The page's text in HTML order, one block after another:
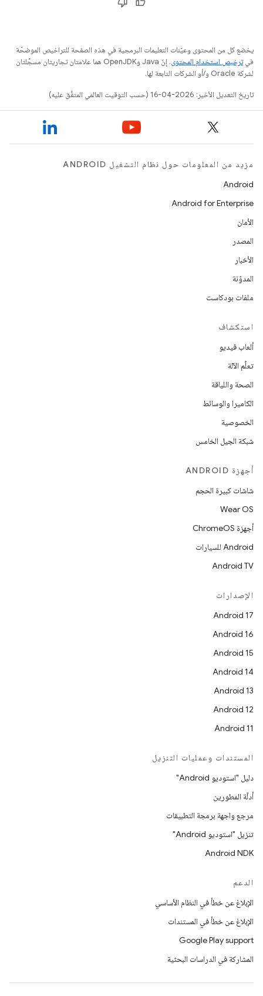
يخضع كل من المحتوى وعيّنات التعليمات البرمجية في هذه الصفحة للتراخيص الموضحّة
فيترخيص استخدام المحتوى
. إنّ Java وOpenJDK هما علامتان تجاريتان مسجَّلتان
لشركة Oracle و/أو الشركات التابعة لها.
تاريخ التعديل الأخير: 2026-04-16 (حسب التوقيت العالمي المتفَّق عليه)
مزيد من المعلومات حول نظام التشغيل ANDROID
Android
Android for Enterprise
الأمان
المصدر
الأخبار
المدوّنة
ملفات بودكاست
استكشاف
ألعاب فيديو
تعلُم الآلة
الصحة واللياقة
الكاميرا والوسائط
الخصوصية
شبكة الجيل الخامس
أجهزة ANDROID
شاشات كبيرة الحجم
Wear OS
أجهزة ChromeOS
Android للسيارات
Android TV
الإصدارات
Android 17
Android 16
Android 15
Android 14
Android 13
Android 12
Android 11
المستندات وعمليات التنزيل
دليل "استوديو Android"
أدلّة المطورين
مرجع واجهة برمجة التطبيقات
تنزيل "استوديو Android"
Android NDK
الدعم
الإبلاغ عن خطأ في النظام الأساسي
الإبلاغ عن خطأ في المستندات
Google Play support
المشاركة في الدراسات البحثية